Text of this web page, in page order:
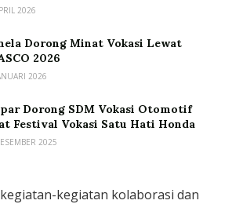
2026
Dorong Minat Vokasi Lewat
2026
2026
Dorong SDM Vokasi Otomotif
Festival Vokasi Satu Hati Honda
2025
kegiatan kolaborasi dan